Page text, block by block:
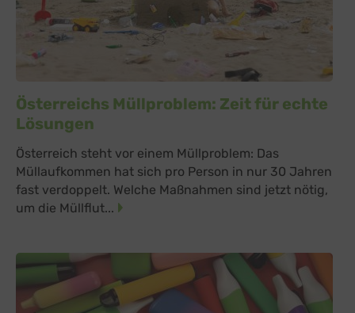
Österreichs Müllproblem: Zeit für echte
Lösungen
Österreich steht vor einem Müllproblem: Das
Müllaufkommen hat sich pro Person in nur 30 Jahren
fast verdoppelt. Welche Maßnahmen sind jetzt nötig,
um die Müllflut...